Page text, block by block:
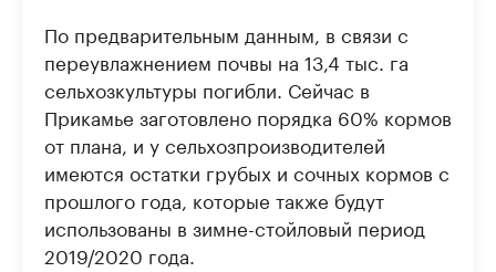
По предварительным данным, в связи с
переувлажнением почвы на 13,4 тыс. га
сельхозкультуры погибли. Сейчас в
Прикамье заготовлено порядка 60% кормов
от плана, и у сельхозпроизводителей
имеются остатки грубых и сочных кормов с
прошлого года, которые также будут
использованы в зимне-стойловый период
2019/2020 года.